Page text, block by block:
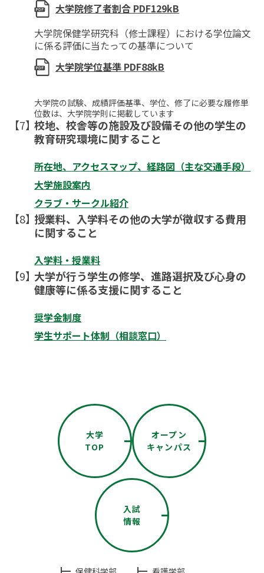
大学院修了者割合 PDF129kB
大学院保健学研究科（修士課程）における学位論文
に係る評価に当たっての基準について
大学院学位基準 PDF88kB
大学院の試験、成績評価基準、学位、修了に必要な履修単
位数は、大学院学則に掲載しています
校地、校舎等の施設及び設備その他の学生の
教育研究環境に関すること
所在地、アクセスマップ、経路図（主な交通手段）
大学施設案内
クラブ・サークル紹介
授業料、入学料その他の大学が徴収する費用
に関すること
入学料・授業料
大学が行う学生の修学、進路選択及び心身の
健康等に係る支援に関すること
奨学金制度
学生サポート体制（相談窓口）
大学
TOP
オープン
キャンパス
入試
情報